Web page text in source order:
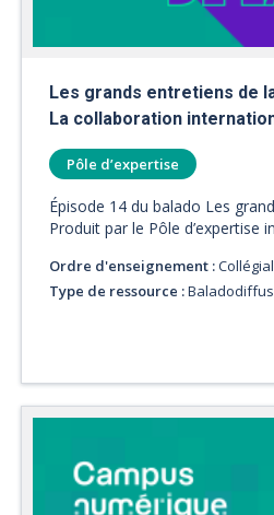
Les grands entretiens de
La collaboration
Pôle d’expertise
Épisode 14 du balado Les
Produit par le Pôle d’expertise
Ordre d'enseignement :
Type de ressource :